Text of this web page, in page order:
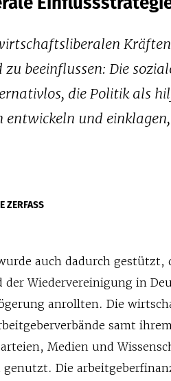
beeinflussen: Die
die Politik als
und
ZERFASS
auch dadurch gestützt,
der Wiedervereinigung in
anrollten. Die
samt
Medien und
Die